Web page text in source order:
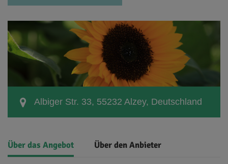
Albiger Str. 33, 55232 Alzey, Deutschland
Über das Angebot Über den Anbieter